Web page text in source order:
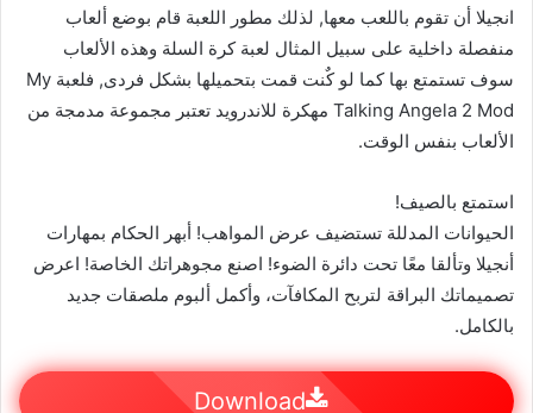
انجيلا أن تقوم باللعب معها, لذلك مطور اللعبة قام بوضع ألعاب
منفصلة داخلية على سبيل المثال لعبة كرة السلة وهذه الألعاب
سوف تستمتع بها كما لو كٌنت قمت بتحميلها بشكل فردى, فلعبة My
Talking Angela 2 Mod مهكرة للاندرويد تعتبر مجموعة مدمجة من
الألعاب بنفس الوقت.
استمتع بالصيف!
الحيوانات المدللة تستضيف عرض المواهب! أبهر الحكام بمهارات
أنجيلا وتألقا معًا تحت دائرة الضوء! اصنع مجوهراتك الخاصة! اعرض
تصميماتك البراقة لتربح المكافآت، وأكمل ألبوم ملصقات جديد
بالكامل.
Download